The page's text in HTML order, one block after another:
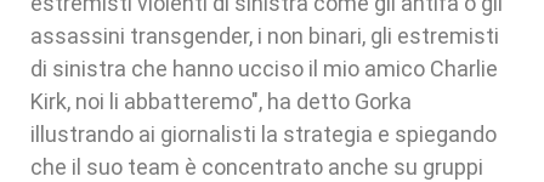
assassini transgender, i non binari, gli estremisti
di sinistra che hanno ucciso il mio amico Charlie
Kirk, noi li abbatteremo", ha detto Gorka
illustrando ai giornalisti la strategia e spiegando
che il suo team è concentrato anche su gruppi